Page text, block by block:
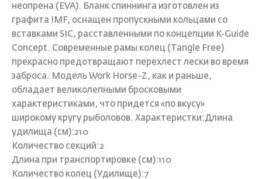
неопрена (EVA). Бланк спиннинга изготовлен из
графита IMF, оснащен пропускными кольцами со
вставками SIC, расставленными по концепции K-Guide
Concept. Современные рамы колец (Tangle Free)
прекрасно предотвращают перехлест лески во время
заброса. Модель Work Horse-Z, как и раньше,
обладает великолепными бросковыми
характеристиками, что придется «по вкусу»
широкому кругу рыболовов. Характеристки:Длина
удилища (см):210
Количество cекций:2
Длина при транспортировке (см):110
Количество колец (Удилище):7